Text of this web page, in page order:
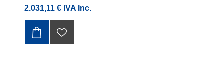
2.031,11 € IVA Inc.